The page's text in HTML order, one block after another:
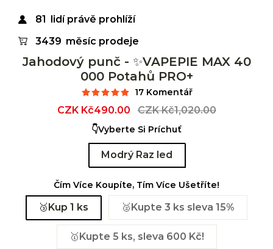
81 lidí právě prohlíží
3439 měsíc prodeje
Jahodový punč - ✨VAPEPIE MAX 40
000 Potahů PRO+
17 Komentář
Sale
CZK Kč490.00
Regular
CZK Kč1,020.00
👇Vyberte Si Príchuť
Modrý Raz led
Čím Více Koupíte, Tím Více Ušetříte!
🥉Kup 1 ks 🥈Kupte 3 ks sleva 15%
🥇Kupte 5 ks, sleva 600 Kč!